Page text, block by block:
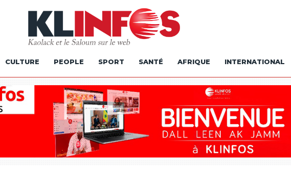
CULTURE PEOPLE SPORT SANTÉ AFRIQUE INTERNATIONAL